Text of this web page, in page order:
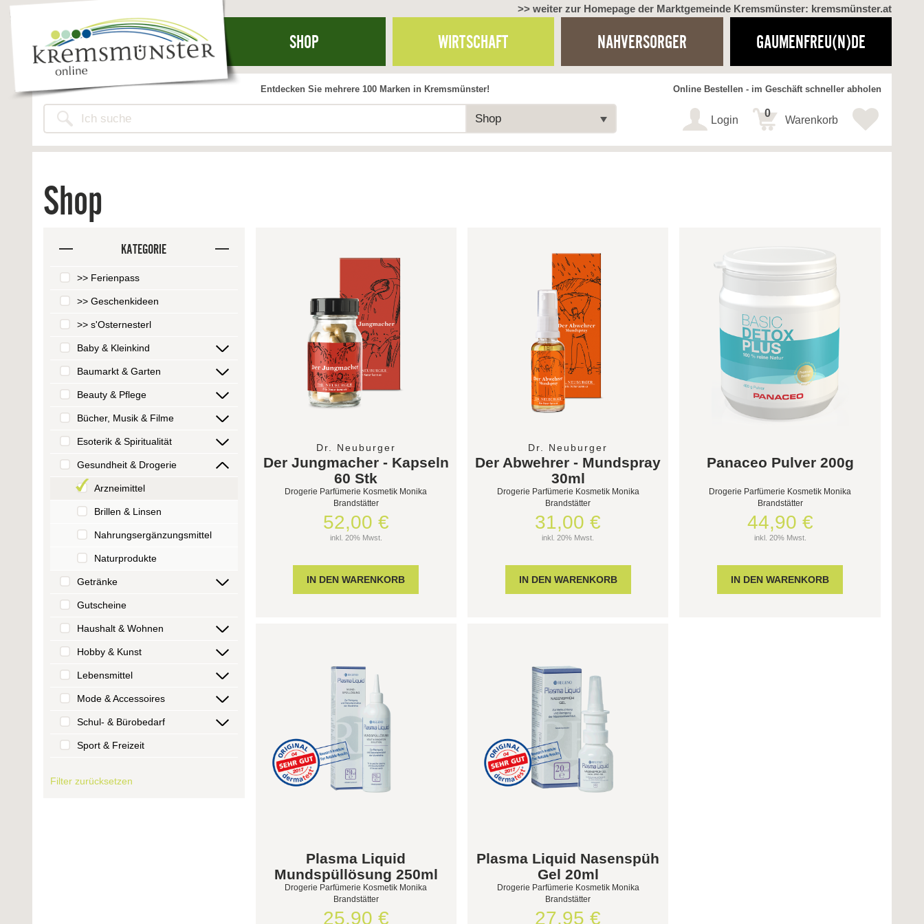
>> weiter zur Homepage der Marktgemeinde Kremsmünster: kremsmünster.at
SHOP WIRTSCHAFT NAHVERSORGER GAUMENFREU(N)DE
Shop
Entdecken Sie mehrere 100 Marken in Kremsmünster! Online Bestellen - im Geschäft schneller abholen
Login Warenkorb
0
Shop
KATEGORIE
>> Ferienpass
>> Geschenkideen
>> s'Osternesterl
Baby & Kleinkind
Baumarkt & Garten
Beauty & Pflege
Bücher, Musik & Filme
Esoterik & Spiritualität
Gesundheit & Drogerie
Arzneimittel
Brillen & Linsen
Nahrungsergänzungsmittel
Naturprodukte
Getränke
Gutscheine
Haushalt & Wohnen
Hobby & Kunst
Lebensmittel
Mode & Accessoires
Schul- & Bürobedarf
Sport & Freizeit
Filter zurücksetzen
Dr. Neuburger
Der Jungmacher - Kapseln
60 Stk
Drogerie Parfümerie Kosmetik Monika
Brandstätter
52,00 €
inkl. 20% Mwst.
Dr. Neuburger
Der Abwehrer - Mundspray
30ml
Drogerie Parfümerie Kosmetik Monika
Brandstätter
31,00 €
inkl. 20% Mwst.
Panaceo Pulver 200g
Drogerie Parfümerie Kosmetik Monika
Brandstätter
44,90 €
inkl. 20% Mwst.
Plasma Liquid
Mundspüllösung 250ml
Drogerie Parfümerie Kosmetik Monika
Brandstätter
25,90 €
Plasma Liquid Nasenspüh
Gel 20ml
Drogerie Parfümerie Kosmetik Monika
Brandstätter
27,95 €